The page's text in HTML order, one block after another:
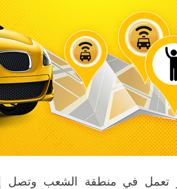
في منطقة الشعب وتصل